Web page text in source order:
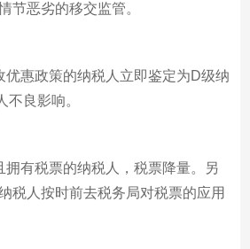
节恶劣的移交监管。
优惠政策的纳税人立即鉴定为D级纳
良影响。
拥有税票的纳税人，税票降量。另
税人按时前去税务局对税票的应用